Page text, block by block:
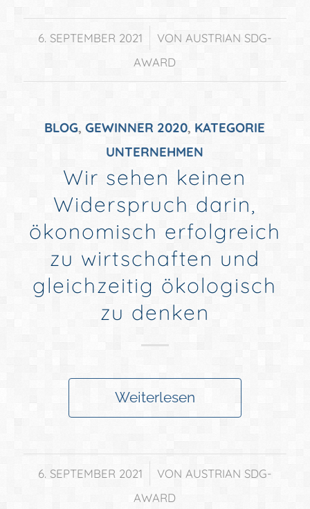
6. SEPTEMBER 2021
/ VON AUSTRIAN SDG-
AWARD
BLOG,GEWINNER 2020, KATEGORIE
UNTERNEHMEN
Wir sehen keinen
Widerspruch darin,
ökonomisch erfolgreich
zu wirtschaften und
gleichzeitig ökologisch
zu denken
Weiterlesen
6. SEPTEMBER 2021
/ VON AUSTRIAN SDG-
AWARD